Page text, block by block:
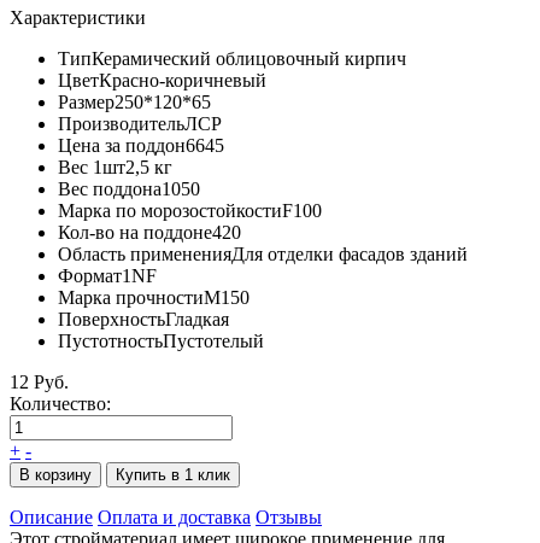
Характеристики
ТипКерамический облицовочный кирпич
ЦветКрасно-коричневый
Размер250*120*65
ПроизводительЛСР
Цена за поддон6645
Вес 1шт2,5 кг
Вес поддона1050
Марка по морозостойкостиF100
Кол-во на поддоне420
Область примененияДля отделки фасадов зданий
Формат1NF
Марка прочностиМ150
ПоверхностьГладкая
ПустотностьПустотелый
12 Руб.
Количество:
+ -
В корзину Купить в 1 клик
Описание Оплата и доставка Отзывы
Этот стройматериал имеет широкое применение для